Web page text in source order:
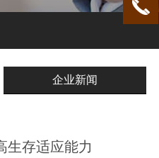
企业新闻
生存适应能力